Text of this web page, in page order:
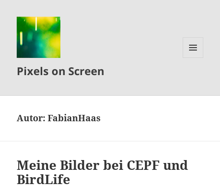
Pixels on Screen
Autor:FabianHaas
Meine Bilder bei CEPF und
BirdLife